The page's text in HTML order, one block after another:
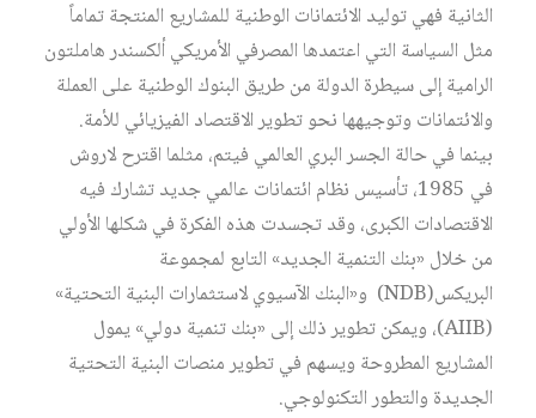
الثانية فهي توليد الائتمانات الوطنية للمشاريع المنتجة تماماً
مثل السياسة التي اعتمدها المصرفي الأمريكي ألكسندر هاملتون
الرامية إلى سيطرة الدولة من طريق البنوك الوطنية على العملة
والائتمانات وتوجيهها نحو تطوير الاقتصاد الفيزيائي للأمة.
بينما في حالة الجسر البري العالمي فيتم، مثلما اقترح لاروش
في 1985، تأسيس نظام ائتمانات عالمي جديد تشارك فيه
الاقتصادات الكبرى، وقد تجسدت هذه الفكرة في شكلها الأولي
من خلال «بنك التنمية الجديد» التابع لمجموعة
البريكس(NDB) و«البنك الآسيوي لاستثمارات البنية التحتية»
(AIIB)، ويمكن تطوير ذلك إلى «بنك تنمية دولي» يمول
المشاريع المطروحة ويسهم في تطوير منصات البنية التحتية
الجديدة والتطور التكنولوجي.